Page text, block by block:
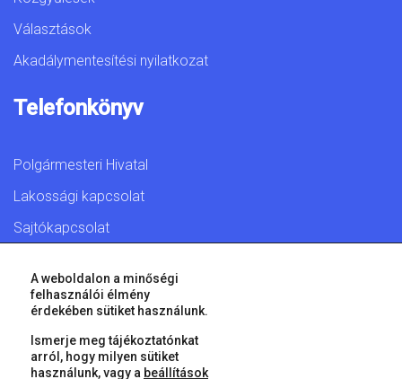
Választások
Akadálymentesítési nyilatkozat
Telefonkönyv
Polgármesteri Hivatal
Lakossági kapcsolat
Sajtókapcsolat
© 2026 Győr Megyei Jogú Város • Minden jog fenntartva!
A weboldalon a minőségi
felhasználói élmény
érdekében sütiket használunk.
Ismerje meg tájékoztatónkat
arról, hogy milyen sütiket
használunk, vagy a beállítások